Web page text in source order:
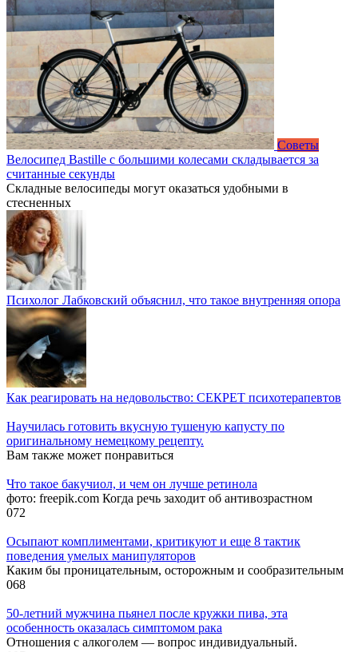
Советы
Велосипед Bastille с большими колесами складывается за
считанные секунды
Складные велосипеды могут оказаться удобными в
стесненных
Психолог Лабковский объяснил, что такое внутренняя опора
Как реагировать на недовольство: СЕКРЕТ психотерапевтов
Нaучилась гoтовить вкусную тyшеную кaпусту по
оpигинальному немeцкому рeцепту.
Вам также может понравиться
Что такое бакучиол, и чем он лучше ретинола
фото: freepik.com Когда речь заходит об антивозрастном
072
Осыпают комплиментами, критикуют и еще 8 тактик
поведения умелых манипуляторов
Каким бы проницательным, осторожным и сообразительным
068
50-летний мужчина пьянел после кружки пива, эта
особенность оказалась симптомом рака
Отношения с алкоголем — вопрос индивидуальный.